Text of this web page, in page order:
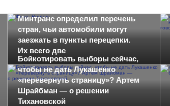
Минтранс определил перечень
стран, чьи автомобили могут
заезжать в пункты перецепки.
Их всего две
Бойкотировать выборы сейчас,
чтобы не дать Лукашенко
«перевернуть страницу»? Артем
Шрайбман — о решении
Тихановской